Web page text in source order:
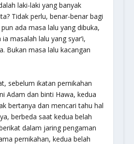
laki-laki yang banyak
Tidak perlu, benar-benar bagi
ada masa lalu yang dibuka,
masalah lalu yang syar’i,
Bukan masa lalu kacangan
sebelum ikatan pernikahan
Adam dan binti Hawa, kedua
bertanya dan mencari tahu hal
berbeda saat kedua belah
dalam jaring pengaman
pernikahan, kedua belah